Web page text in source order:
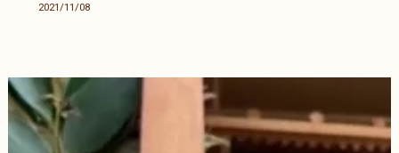
2021/11/08